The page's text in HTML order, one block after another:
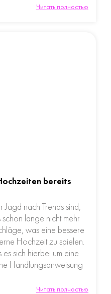
Читать полностью
bereits
nach Trends sind,
lange nicht mehr
was eine bessere
Hochzeit zu spielen.
sich hierbei um eine
Handlungsanweisung
Читать полностью